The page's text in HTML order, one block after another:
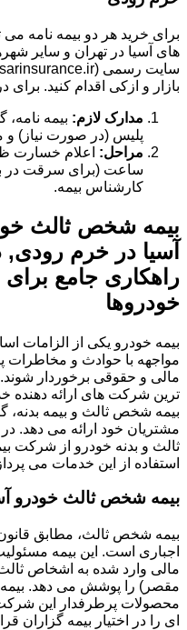
برای خرید هر دو بیمه نامه
های آسیا در تهران و سایر
بازار و ازکی اقدام کنید.
مدارک لازم: بیمه
پلیس (در صورت نیاز) و
مراحل:
ساعت (برای سرقت در
کارشناس بیمه.
بیمه شخص ثالث
آسیا در خرم
راهکاری جامع برای
خودروها
بیمه خودرو یکی از الزامات
مواجهه با حوادث و مخاطرات
مالی و حقوقی برخوردار
ترین شرکت های ارائه دهنده
بیمه شخص ثالث و بیمه بدنه،
مشتریان خود ارائه می دهد.
ثالث و بدنه خودرو از شرکت
استفاده از این خدمات می
بیمه شخص ثالث خودرو
بیمه شخص ثالث، مطابق
اجباری است. این بیمه
مالی وارد شده به اشخاص ثالث
مقصر) را پوشش می دهد.
محصولات پرطرفدار این
ای را در اختیار بیمه گزاران